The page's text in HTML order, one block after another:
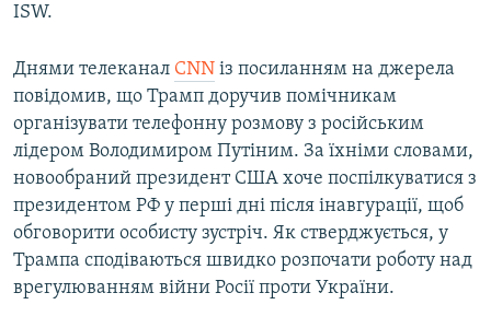
ISW.
Днями телеканал CNN із посиланням на джерела
повідомив, що Трамп доручив помічникам
організувати телефонну розмову з російським
лідером Володимиром Путіним. За їхніми словами,
новообраний президент США хоче поспілкуватися з
президентом РФ у перші дні після інавгурації, щоб
обговорити особисту зустріч. Як стверджується, у
Трампа сподіваються швидко розпочати роботу над
врегулюванням війни Росії проти України.